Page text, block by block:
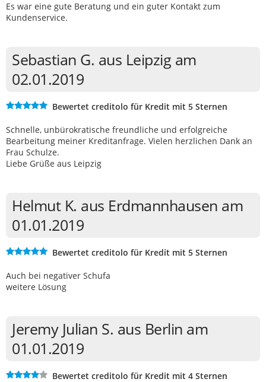
Es war eine gute Beratung und ein guter Kontakt zum
Kundenservice.
Sebastian G. aus Leipzig am
02.01.2019
Bewertet creditolo für Kredit mit 5 Sternen
Schnelle, unbürokratische freundliche und erfolgreiche
Bearbeitung meiner Kreditanfrage. Vielen herzlichen Dank an
Frau Schulze.
Liebe Grüße aus Leipzig
Helmut K. aus Erdmannhausen am
01.01.2019
Bewertet creditolo für Kredit mit 5 Sternen
Auch bei negativer Schufa
weitere Lösung
Jeremy Julian S. aus Berlin am
01.01.2019
Bewertet creditolo für Kredit mit 4 Sternen